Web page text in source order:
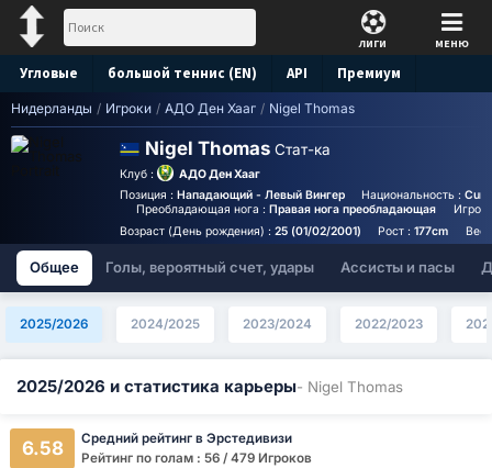
ЛИГИ МЕНЮ
Угловые большой теннис (EN) API Премиум
Прогноз
Нидерланды / Игроки / АДО Ден Хааг / Nigel Thomas
Nigel Thomas Стат-ка
Клуб :
АДО Ден Хааг
Позиция : Нападающий - Левый Вингер Национальность :
Преобладающая нога :Правая нога преобладающая
Возраст (День рождения) : 25 (01/02/2001) Рост :177cm Вес
Общее Голы, вероятный счет, удары Ассисты и пасы
2025/2026 2024/2025 2023/2024 2022/2023
2025/2026 и статистика карьеры- Nigel Thomas
6.58
Средний рейтинг в Эрстедивизи
Рейтинг по голам : 56 / 479 Игроков